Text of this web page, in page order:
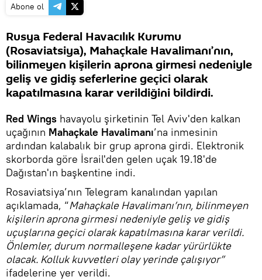
Abone ol
Rusya Federal Havacılık Kurumu
(Rosaviatsiya), Mahaçkale Havalimanı’nın,
bilinmeyen kişilerin aprona girmesi nedeniyle
geliş ve gidiş seferlerine geçici olarak
kapatılmasına karar verildiğini bildirdi.
Red Wings havayolu şirketinin Tel Aviv'den kalkan
uçağının Mahaçkale Havalimanı’na inmesinin
ardından kalabalık bir grup aprona girdi. Elektronik
skorborda göre İsrail'den gelen uçak 19.18'de
Dağıstan'ın başkentine indi.
Rosaviatsiya’nın Telegram kanalından yapılan
açıklamada, “Mahaçkale Havalimanı’nın, bilinmeyen
kişilerin aprona girmesi nedeniyle geliş ve gidiş
uçuşlarına geçici olarak kapatılmasına karar verildi.
Önlemler, durum normalleşene kadar yürürlükte
olacak. Kolluk kuvvetleri olay yerinde çalışıyor”
ifadelerine yer verildi.